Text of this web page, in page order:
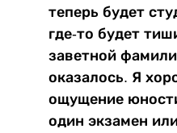
теперь будет
где-то будет
заветной
оказалось. Я
ощущение
один экзамен